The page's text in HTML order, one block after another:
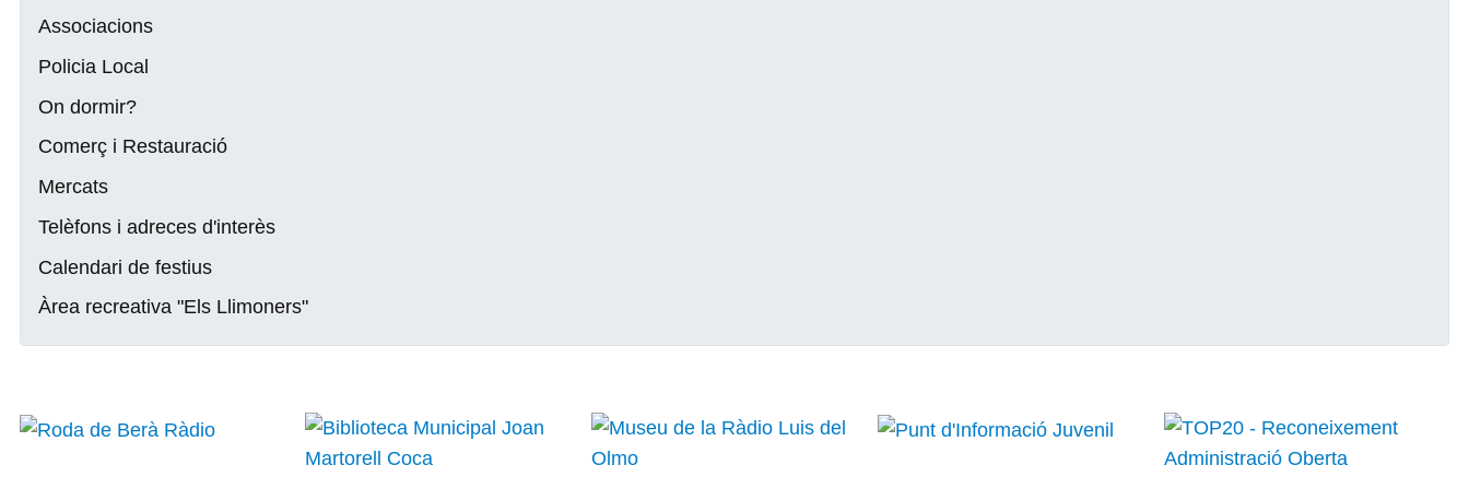
Associacions
Policia Local
On dormir?
Comerç i Restauració
Mercats
Telèfons i adreces d'interès
Calendari de festius
Àrea recreativa "Els Llimoners"